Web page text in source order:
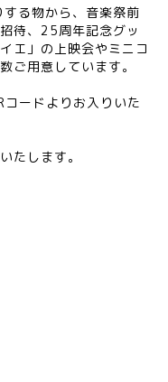
る物から、音楽祭前
待、25周年記念グッ
エ」の上映会やミニコ
ご用意しています。
コードよりお入りいた
たします。